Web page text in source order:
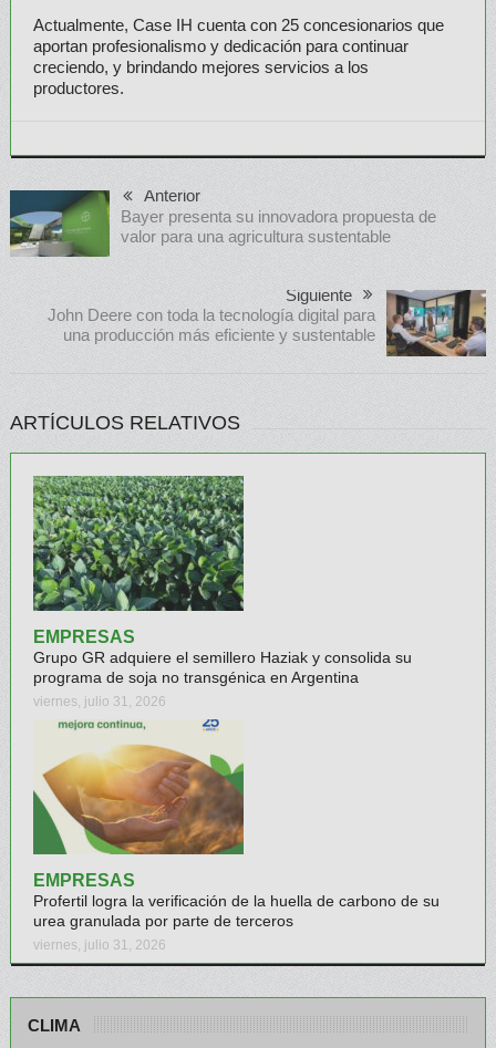
Actualmente, Case IH cuenta con 25 concesionarios que
aportan profesionalismo y dedicación para continuar
creciendo, y brindando mejores servicios a los
productores.
Anterior
Bayer presenta su innovadora propuesta de
valor para una agricultura sustentable
Siguiente
John Deere con toda la tecnología digital para
una producción más eficiente y sustentable
ARTÍCULOS RELATIVOS
EMPRESAS
Grupo GR adquiere el semillero Haziak y consolida su
programa de soja no transgénica en Argentina
viernes, julio 31, 2026
EMPRESAS
Profertil logra la verificación de la huella de carbono de su
urea granulada por parte de terceros
viernes, julio 31, 2026
CLIMA